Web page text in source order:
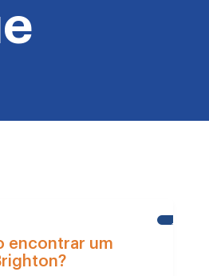
AJUDA
encontrar um